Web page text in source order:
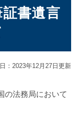
書遺言
：2023年12月27日更新
の法務局において